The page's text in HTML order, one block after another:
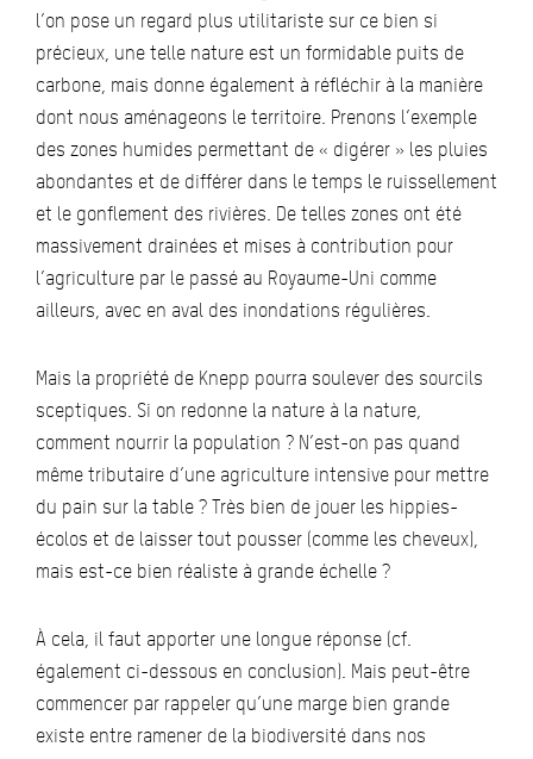
l’on pose un regard plus utilitariste sur ce bien si
précieux, une telle nature est un formidable puits de
carbone, mais donne également à réfléchir à la manière
dont nous aménageons le territoire. Prenons l’exemple
des zones humides permettant de « digérer » les pluies
abondantes et de différer dans le temps le ruissellement
et le gonflement des rivières. De telles zones ont été
massivement drainées et mises à contribution pour
l’agriculture par le passé au Royaume-Uni comme
ailleurs, avec en aval des inondations régulières.
Mais la propriété de Knepp pourra soulever des sourcils
sceptiques. Si on redonne la nature à la nature,
comment nourrir la population ? N’est-on pas quand
même tributaire d’une agriculture intensive pour mettre
du pain sur la table ? Très bien de jouer les hippies-
écolos et de laisser tout pousser (comme les cheveux),
mais est-ce bien réaliste à grande échelle ?
À cela, il faut apporter une longue réponse (cf.
également ci-dessous en conclusion). Mais peut-être
commencer par rappeler qu’une marge bien grande
existe entre ramener de la biodiversité dans nos